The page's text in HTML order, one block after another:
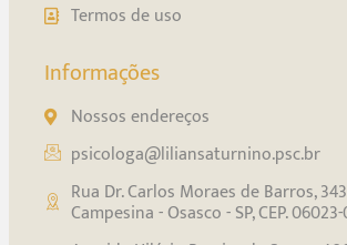
Termos de uso
Informações
Nossos endereços
psicologa@liliansaturnino.psc.br
Rua Dr. Carlos Moraes de Barros,
Campesina - Osasco - SP, CEP.